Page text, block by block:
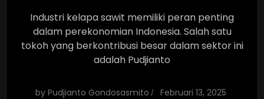
Industri kelapa sawit memiliki peran penting
dalam perekonomian Indonesia. Salah satu
tokoh yang berkontribusi besar dalam sektor ini
adalah Pudjianto
by Pudjianto Gondosasmito Februari 13, 2025